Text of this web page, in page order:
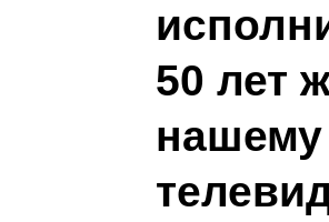
50 лет
нашему